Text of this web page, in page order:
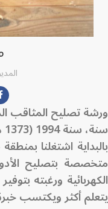
بالبداية اشتغلنا
متخصصة بتصليح
الكهربائية ورغبته
يتعلم أكثر ويكتسب